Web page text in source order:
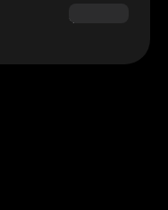
$180.00